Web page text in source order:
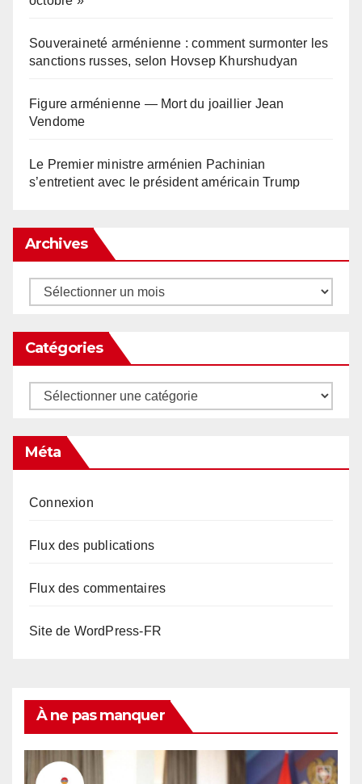
Souveraineté arménienne : comment surmonter les
sanctions russes, selon Hovsep Khurshudyan
Figure arménienne — Mort du joaillier Jean
Vendome
Le Premier ministre arménien Pachinian
s’entretient avec le président américain Trump
Archives
Archives
Catégories
Catégories
Méta
Connexion
Flux des publications
Flux des commentaires
Site de WordPress-FR
À ne pas manquer